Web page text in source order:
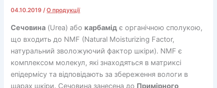
04.10.2019/О продукції
Сечовина (Urea) або карбамід є органічною сполукою,
що входить до NMF (Natural Moisturizing Factor,
натуральний зволожуючий фактор шкіри). NMF є
комплексом молекул, які знаходяться в матриксі
епідермісу та відповідають за збереження вологи в
шарах шкіри. Сечовина занесена до Примірного